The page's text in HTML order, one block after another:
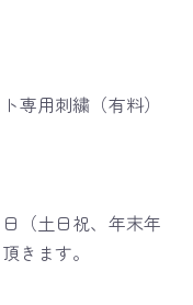
専用刺繍（有料）
（土日祝、年末年
きます。